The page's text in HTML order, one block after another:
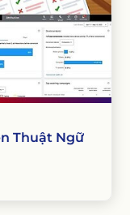
Thuật Ngữ